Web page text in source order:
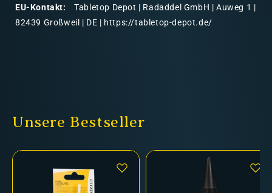
EU-Kontakt:
Tabletop Depot | Radaddel GmbH | Auweg 1 |
82439 Großweil | DE | https://tabletop-depot.de/
Unsere Bestseller